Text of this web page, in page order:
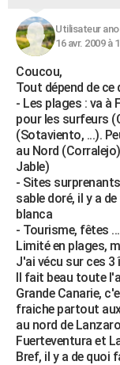
Dictionnaire
Biographies
Citations
Expressions
Proverbes
PROGRAMME TV
COPAINS D'AVANT
S'inscrire
Se connecter
Lycées
Collèges
Primaires
Universités
Entreprises
Service militaire
Avis de recherche
AVIS DE DÉCÈS
FORUM
Bricolage
Lifestyle
Culture
Sport
Auto
Television
Voyage
Cinema
Utilisateur
16 avr. 2009 à
Coucou,
Tout dépend de ce
- Les plages : va à
pour les surfeurs
(Sotaviento, ...).
au Nord
Jable)
- Sites
sable doré, il y a
blanca
- Tourisme, fêtes
Limité en plages,
J'ai vécu sur ces
Il fait beau toute
Grande Canarie,
fraiche partout
au nord de
Fuerteventura et
Bref, il y a de quoi